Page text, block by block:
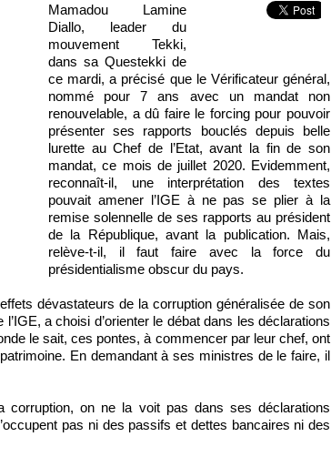
Mamadou Lamine
Diallo, leader du
mouvement Tekki,
dans sa Questekki de
ce mardi, a précisé que le Vérificateur général,
nommé pour 7 ans avec un mandat non
renouvelable, a dû faire le forcing pour pouvoir
présenter ses rapports bouclés depuis belle
lurette au Chef de l’Etat, avant la fin de son
mandat, ce mois de juillet 2020. Evidemment,
reconnaît-il, une interprétation des textes
pouvait amener l’IGE à ne pas se plier à la
remise solennelle de ses rapports au président
de la République, avant la publication. Mais,
relève-t-il, il faut faire avec la force du
présidentialisme obscur du pays.
dévastateurs de la corruption généralisée de son
a choisi d’orienter le débat dans les déclarations
le sait, ces pontes, à commencer par leur chef, ont
En demandant à ses ministres de le faire, il
corruption, on ne la voit pas dans ses déclarations
pas ni des passifs et dettes bancaires ni des